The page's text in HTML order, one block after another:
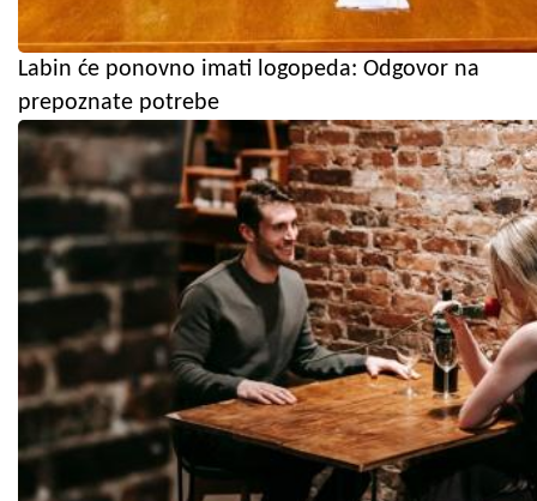
Labin će ponovno imati logopeda: Odgovor na
prepoznate potrebe